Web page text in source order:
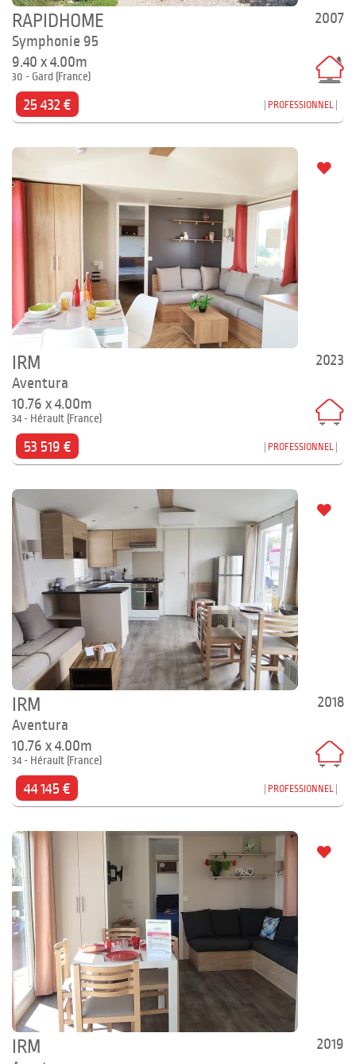
2007
RAPIDHOME
Symphonie 95
9.40 x 4.00m
30 - Gard (France)
25 432 € PROFESSIONNEL
2023
IRM
Aventura
10.76 x 4.00m
34 - Hérault (France)
53 519 € PROFESSIONNEL
2018
IRM
Aventura
10.76 x 4.00m
34 - Hérault (France)
44 145 € PROFESSIONNEL
2019
IRM